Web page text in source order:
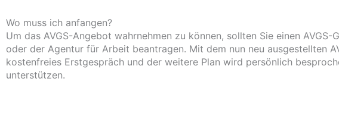
Wo muss ich anfangen?
Um das AVGS-Angebot wahrnehmen zu können, sollten Sie einen
oder der Agentur für Arbeit beantragen. Mit dem nun neu ausgestellten
kostenfreies Erstgespräch und der weitere Plan wird persönlich
unterstützen.